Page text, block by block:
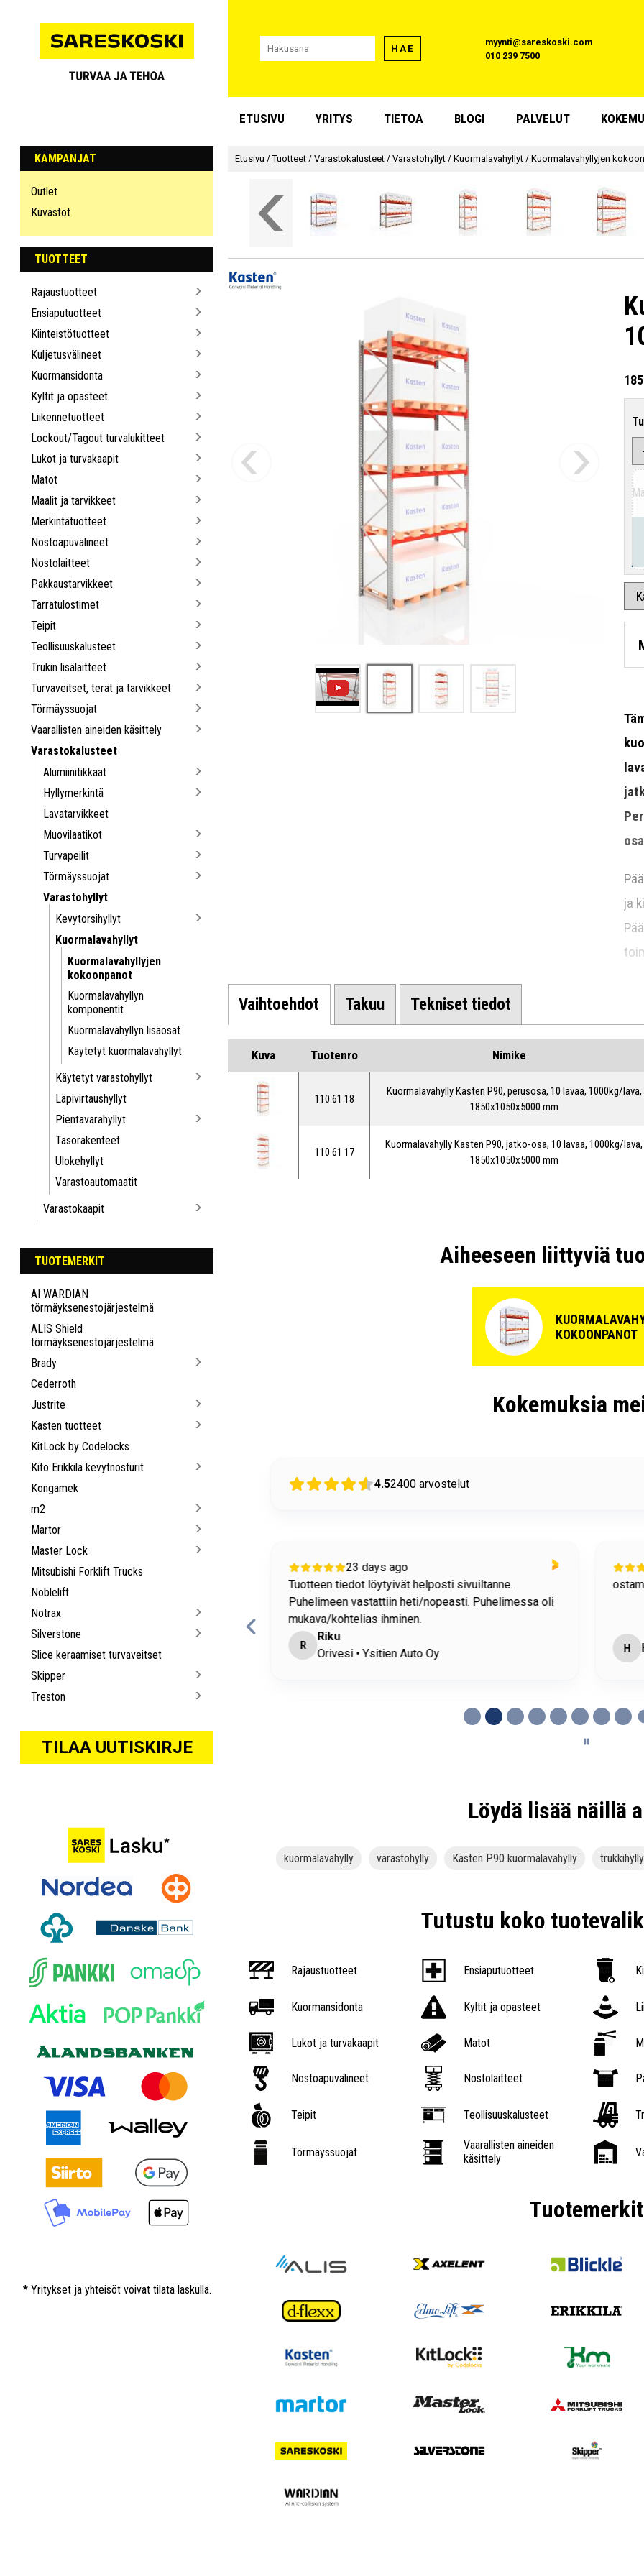
HAE
myynti@sareskoski.com
010 239 7500
ETUSIVU YRITYS TIETOA BLOGI PALVELUT
KAMPANJAT
Outlet
Kuvastot
TUOTTEET
Rajaustuotteet
Ensiaputuotteet
Kiinteistötuotteet
Kuljetusvälineet
Kuormansidonta
Kyltit ja opasteet
Liikennetuotteet
Lockout/Tagout turvalukitteet
Lukot ja turvakaapit
Matot
Maalit ja tarvikkeet
Merkintätuotteet
Nostoapuvälineet
Nostolaitteet
Pakkaustarvikkeet
Tarratulostimet
Teipit
Teollisuuskalusteet
Trukin lisälaitteet
Turvaveitset, terät ja tarvikkeet
Törmäyssuojat
Vaarallisten aineiden käsittely
Varastokalusteet
Alumiinitikkaat
Hyllymerkintä
Lavatarvikkeet
Muovilaatikot
Turvapeilit
Törmäyssuojat
Varastohyllyt
Kevytorsihyllyt
Kuormalavahyllyt
Kuormalavahyllyjen
kokoonpanot
Kuormalavahyllyn
komponentit
Kuormalavahyllyn lisäosat
Käytetyt kuormalavahyllyt
Käytetyt varastohyllyt
Läpivirtaushyllyt
Pientavarahyllyt
Tasorakenteet
Ulokehyllyt
Varastoautomaatit
Varastokaapit
TUOTEMERKIT
AI WARDIAN
törmäyksenestojärjestelmä
ALIS Shield
törmäyksenestojärjestelmä
Brady
Cederroth
Justrite
Kasten tuotteet
KitLock by Codelocks
Kito Erikkila kevytnosturit
Kongamek
m2
Martor
Master Lock
Mitsubishi Forklift Trucks
Noblelift
Notrax
Silverstone
Slice keraamiset turvaveitset
Skipper
Treston
TILAA UUTISKIRJE
* Yritykset ja yhteisöt voivat tilata laskulla.
Etusivu /Tuotteet /Varastokalusteet /Varastohyllyt /Kuormalavahyllyt /Kuormalavahyllyjen
ja
Vaihtoehdot Takuu Tekniset tiedot
Kuva Tuotenro Nimike
110 61 18
Kuormalavahylly Kasten P90, perusosa, 10 lavaa, 1000kg/lava,
1850x1050x5000 mm
110 61 17
Kuormalavahylly Kasten P90, jatko-osa, 10 lavaa, 1000kg/lava,
1850x1050x5000 mm
Aiheeseen liittyviä
KOKOONPANOT
Kokemuksia
4.52400 arvostelut
22 days ago
liittyviä tavaroita löytyy hyvin.
Matikainen
• Convion Oy
23 days ago
Tuotteen tiedot löytyivät helposti sivuiltanne.
Puhelimeen vastattiin heti/nopeasti. Puhelimessa oli
mukava/kohtelias ihminen.
R
Riku
Orivesi • Ysitien Auto Oy
H
Löydä lisää näillä
kuormalavahylly varastohylly Kasten P90 kuormalavahylly trukkihylly
Tutustu koko
Rajaustuotteet Ensiaputuotteet
Kuormansidonta Kyltit ja opasteet
Lukot ja turvakaapit Matot
Nostoapuvälineet Nostolaitteet
Teipit Teollisuuskalusteet
Törmäyssuojat
Vaarallisten aineiden
käsittely
Tuotemerkit